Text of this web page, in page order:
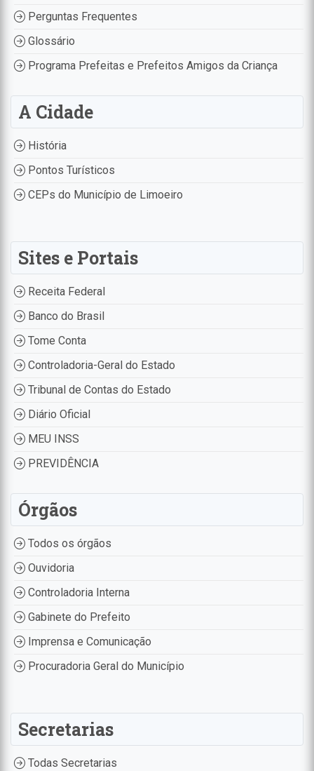
Perguntas Frequentes
Glossário
Programa Prefeitas e Prefeitos Amigos da Criança
A Cidade
História
Pontos Turísticos
CEPs do Município de Limoeiro
Sites e Portais
Receita Federal
Banco do Brasil
Tome Conta
Controladoria-Geral do Estado
Tribunal de Contas do Estado
Diário Oficial
MEU INSS
PREVIDÊNCIA
Órgãos
Todos os órgãos
Ouvidoria
Controladoria Interna
Gabinete do Prefeito
Imprensa e Comunicação
Procuradoria Geral do Município
Secretarias
Todas Secretarias